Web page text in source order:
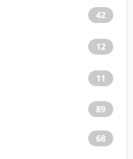
42
12
11
89
68